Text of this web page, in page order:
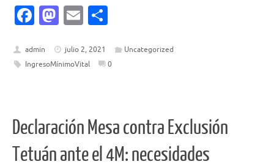
Fa
e
b
o
k
M
to
d
n
E
ai
l
m
p
r
admin julio 2, 2021
Uncategorized
IngresoMínimoVital
0
Declaración Mesa contra Exclusión
Tetuán ante el 4M: necesidades